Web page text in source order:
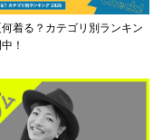
何着る？カテゴリ別ランキン
！